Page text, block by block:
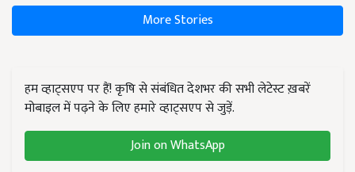
More Stories
हम व्हाट्सएप पर हैं! कृषि से संबंधित देशभर की सभी लेटेस्ट ख़बरें
मोबाइल में पढ़ने के लिए हमारे व्हाट्सएप से जुड़ें.
Join on WhatsApp